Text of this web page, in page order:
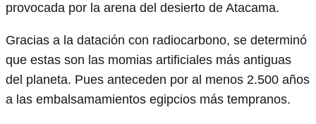
provocada por la arena del desierto de Atacama.
Gracias a la datación con radiocarbono, se determinó
que estas son las momias artificiales más antiguas
del planeta. Pues anteceden por al menos 2.500 años
a las embalsamamientos egipcios más tempranos.